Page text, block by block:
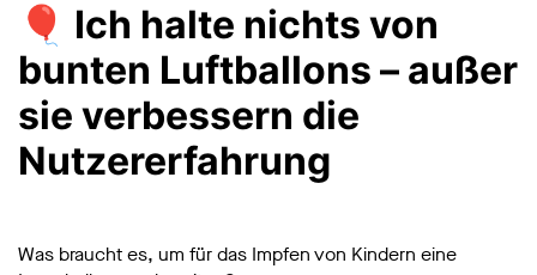
🎈 Ich halte nichts von
bunten Luftballons – außer
sie verbessern die
Nutzererfahrung
Was braucht es, um für das Impfen von Kindern eine